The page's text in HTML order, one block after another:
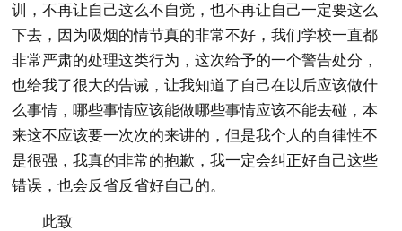
训，不再让自己这么不自觉，也不再让自己一定要这么
下去，因为吸烟的情节真的非常不好，我们学校一直都
非常严肃的处理这类行为，这次给予的一个警告处分，
也给我了很大的告诫，让我知道了自己在以后应该做什
么事情，哪些事情应该能做哪些事情应该不能去碰，本
来这不应该要一次次的来讲的，但是我个人的自律性不
是很强，我真的非常的抱歉，我一定会纠正好自己这些
错误，也会反省反省好自己的。
此致